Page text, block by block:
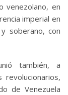
venezolano, en
imperial en
soberano, con
también, a
de Venezuela